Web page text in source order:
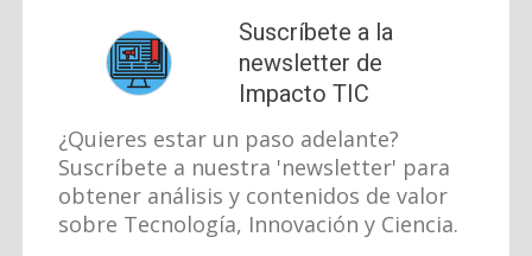
Suscríbete a la
newsletter de
Impacto TIC
¿Quieres estar un paso adelante?
Suscríbete a nuestra 'newsletter' para
obtener análisis y contenidos de valor
sobre Tecnología, Innovación y Ciencia.